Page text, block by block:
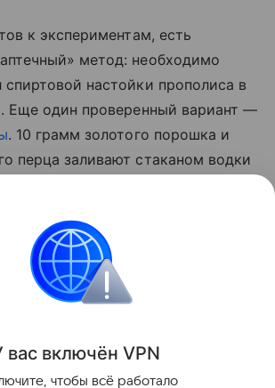
к экспериментам, есть
метод: необходимо
настойки прополиса в
Еще один проверенный вариант —
. 10 грамм золотого порошка и
перца заливают стаканом водки
а также листья с верхней и
вас включён VPN
чтобы всё работало